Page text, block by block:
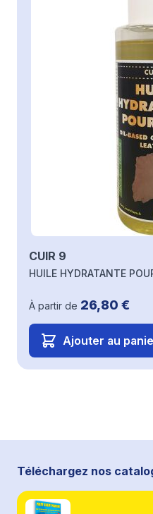
CUIR 9
HUILE HYDRATANTE
À partir de 26,80 €
Ajouter au
Téléchargez nos